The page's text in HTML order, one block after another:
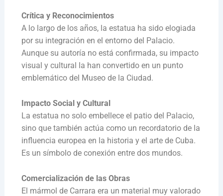
Crítica y Reconocimientos
A lo largo de los años, la estatua ha sido elogiada
por su integración en el entorno del Palacio.
Aunque su autoría no está confirmada, su impacto
visual y cultural la han convertido en un punto
emblemático del Museo de la Ciudad.
Impacto Social y Cultural
La estatua no solo embellece el patio del Palacio,
sino que también actúa como un recordatorio de la
influencia europea en la historia y el arte de Cuba.
Es un símbolo de conexión entre dos mundos.
Comercialización de las Obras
El mármol de Carrara era un material muy valorado